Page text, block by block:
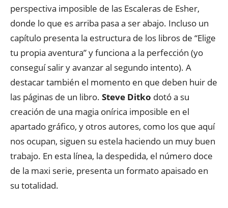
perspectiva imposible de las Escaleras de Esher,
donde lo que es arriba pasa a ser abajo. Incluso un
capítulo presenta la estructura de los libros de “Elige
tu propia aventura” y funciona a la perfección (yo
conseguí salir y avanzar al segundo intento). A
destacar también el momento en que deben huir de
las páginas de un libro. Steve Ditko dotó a su
creación de una magia onírica imposible en el
apartado gráfico, y otros autores, como los que aquí
nos ocupan, siguen su estela haciendo un muy buen
trabajo. En esta línea, la despedida, el número doce
de la maxi serie, presenta un formato apaisado en
su totalidad.